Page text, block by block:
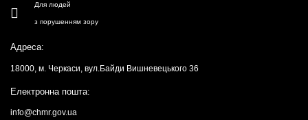
Для людей
з порушенням зору
Адреса:
18000, м. Черкаси, вул.Байди Вишневецького 36
Електронна пошта:
info@chmr.gov.ua